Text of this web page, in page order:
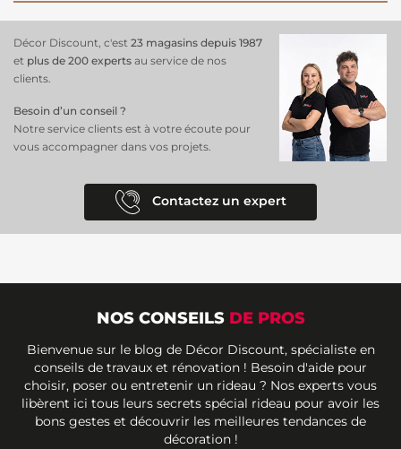
Décor Discount, c'est 23 magasins depuis 1987
et plus de 200 experts au service de nos
clients.
Besoin d’un conseil ?
Notre service clients est à votre écoute pour
vous accompagner dans vos projets.
Contactez un expert
NOS CONSEILS DE PROS
Bienvenue sur le blog de Décor Discount, spécialiste en
conseils de travaux et rénovation ! Besoin d'aide pour
choisir, poser ou entretenir un rideau ? Nos experts vous
libèrent ici tous leurs secrets spécial rideau pour avoir les
bons gestes et découvrir les meilleures tendances de
décoration !